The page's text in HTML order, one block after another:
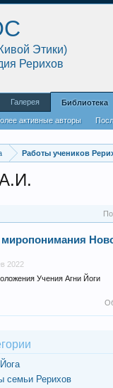
Работы учеников
семьи Рерихов
2022
Учения Агни Йоги
Этики)
Рерихов
Галерея Библиотека
активные авторы